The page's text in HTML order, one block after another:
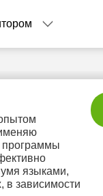
языками,
в зависимости
вт